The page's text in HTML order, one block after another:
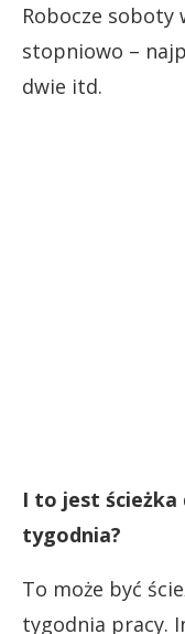
Robocze soboty
stopniowo –
dwie itd.
I to jest
tygodnia?
To może być
tygodnia pracy.